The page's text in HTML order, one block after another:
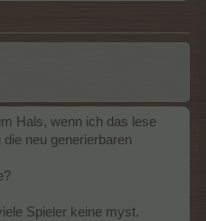
Hals, wenn ich das lese
neu generierbaren
Spieler keine myst.